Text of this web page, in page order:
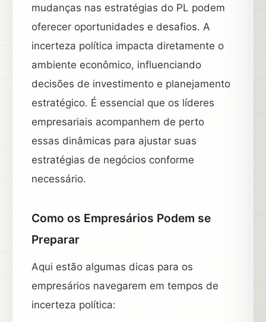
mudanças nas estratégias do PL podem
oferecer oportunidades e desafios. A
incerteza política impacta diretamente o
ambiente econômico, influenciando
decisões de investimento e planejamento
estratégico. É essencial que os líderes
empresariais acompanhem de perto
essas dinâmicas para ajustar suas
estratégias de negócios conforme
necessário.
Como os Empresários Podem se
Preparar
Aqui estão algumas dicas para os
empresários navegarem em tempos de
incerteza política: